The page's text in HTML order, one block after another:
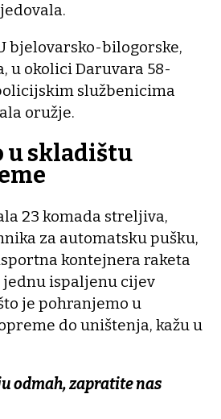
bjelovarsko-bilogorske,
u okolici Daruvara 58-
službenicima
oružje.
u skladištu
23 komada streljiva,
za automatsku pušku,
kontejnera raketa
jednu ispaljenu cijev
je pohranjemo u
do uništenja, kažu u
odmah, zapratite nas